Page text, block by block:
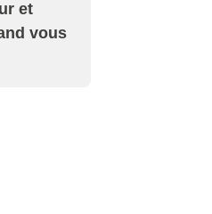
et
vous